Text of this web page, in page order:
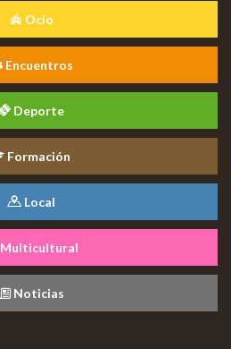
Ocio
Encuentros
Deporte
Formación
Local
Multicultural
Noticias